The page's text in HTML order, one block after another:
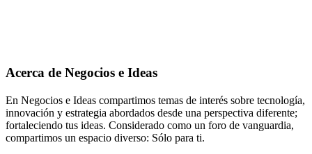
Acerca de Negocios e Ideas
En Negocios e Ideas compartimos temas de interés sobre tecnología,
innovación y estrategia abordados desde una perspectiva diferente;
fortaleciendo tus ideas. Considerado como un foro de vanguardia,
compartimos un espacio diverso: Sólo para ti.